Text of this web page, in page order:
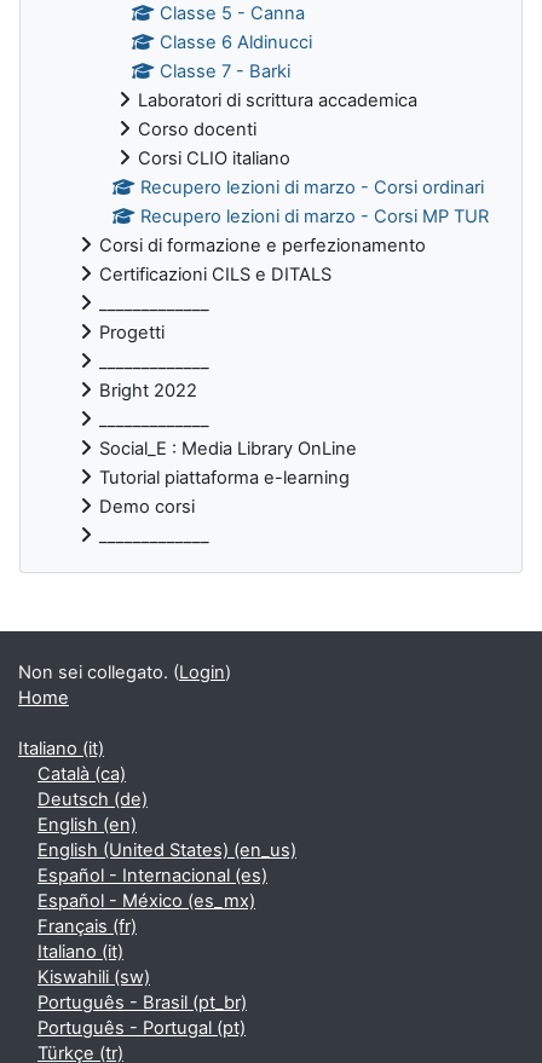
Classe 5 - Canna
Classe 6 Aldinucci
Classe 7 - Barki
Laboratori di scrittura accademica
Corso docenti
Corsi CLIO italiano
Recupero lezioni di marzo - Corsi ordinari
Recupero lezioni di marzo - Corsi MP TUR
Corsi di formazione e perfezionamento
Certificazioni CILS e DITALS
Progetti
Bright 2022
Social_E : Media Library OnLine
Tutorial piattaforma e-learning
Demo corsi
Blocchi supplementari
Non sei collegato. (Login)
Home
Italiano ‎(it)‎
Català ‎(ca)‎
Deutsch ‎(de)‎
English ‎(en)‎
English (United States) ‎(en_us)‎
Español - Internacional ‎(es)‎
Español - México ‎(es_mx)‎
Français ‎(fr)‎
Italiano ‎(it)‎
Kiswahili ‎(sw)‎
Português - Brasil ‎(pt_br)‎
Português - Portugal ‎(pt)‎
Türkçe ‎(tr)‎